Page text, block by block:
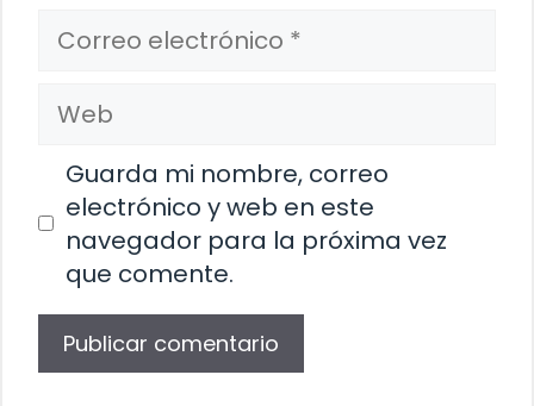
Correo
electrónico
Web
Guarda mi nombre, correo
electrónico y web en este
navegador para la próxima vez
que comente.